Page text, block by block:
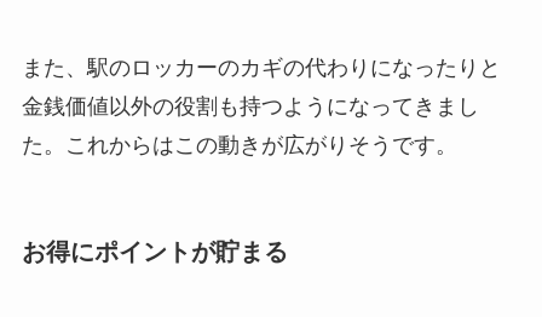
また、駅のロッカーのカギの代わりになったりと
金銭価値以外の役割も持つようになってきまし
た。これからはこの動きが広がりそうです。
お得にポイントが貯まる